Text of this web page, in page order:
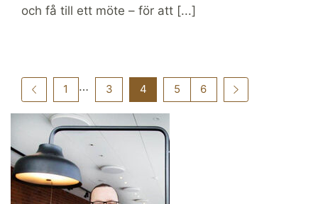
och få till ett möte – för att [...]
1 … 3 4 5 6